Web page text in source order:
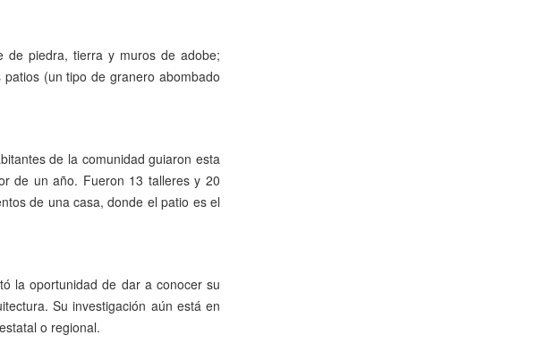
de piedra, tierra y muros de adobe;
(un tipo de granero abombado
de la comunidad guiaron esta
de un año. Fueron 13 talleres y 20
de una casa, donde el patio es el
la oportunidad de dar a conocer su
Su investigación aún está en
o regional.